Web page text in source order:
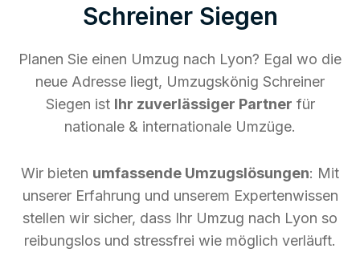
Schreiner Siegen
Planen Sie einen Umzug nach Lyon? Egal wo die
neue Adresse liegt, Umzugskönig Schreiner
Siegen ist Ihr zuverlässiger Partner für
nationale & internationale Umzüge.
Wir bieten umfassende Umzugslösungen: Mit
unserer Erfahrung und unserem Expertenwissen
stellen wir sicher, dass Ihr Umzug nach Lyon so
reibungslos und stressfrei wie möglich verläuft.